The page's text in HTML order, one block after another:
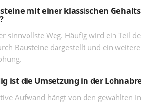
mit einer klassischen
sinnvollste Weg. Häufig wird ein Teil
Bausteine dargestellt und ein
ist die Umsetzung in der
Aufwand hängt von den gewählten